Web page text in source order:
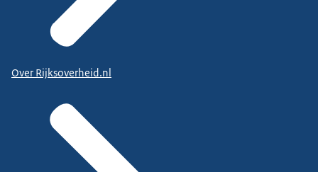
Over Rijksoverheid.nl